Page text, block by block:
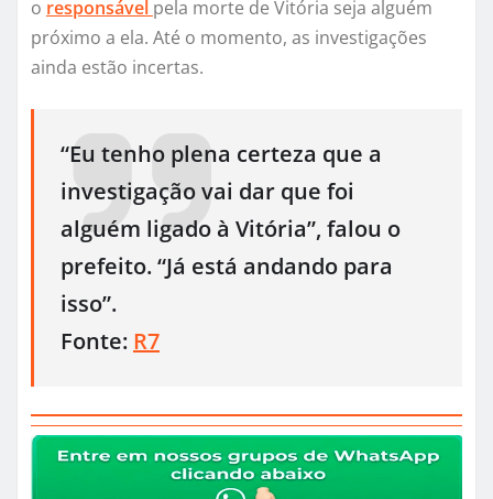
o responsável pela morte de Vitória seja alguém
próximo a ela. Até o momento, as investigações
ainda estão incertas.
“Eu tenho plena certeza que a
investigação vai dar que foi
alguém ligado à Vitória”, falou o
prefeito. “Já está andando para
isso”.
Fonte: R7